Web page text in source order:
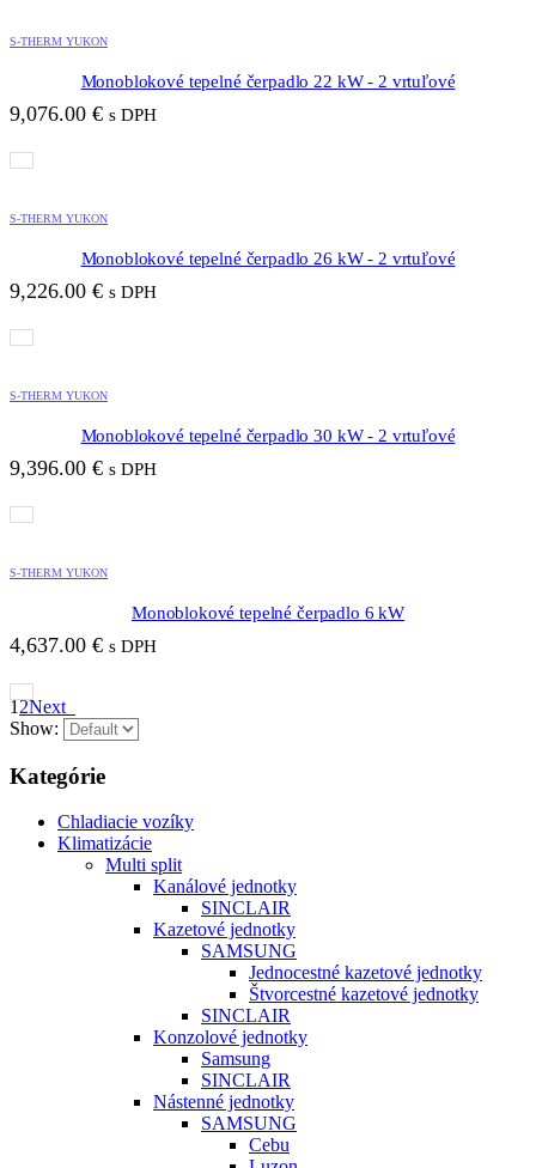
S-THERM YUKON
Monoblokové tepelné čerpadlo 22 kW - 2 vrtuľové
9,076.00 € s DPH
S-THERM YUKON
Monoblokové tepelné čerpadlo 26 kW - 2 vrtuľové
9,226.00 € s DPH
S-THERM YUKON
Monoblokové tepelné čerpadlo 30 kW - 2 vrtuľové
9,396.00 € s DPH
S-THERM YUKON
Monoblokové tepelné čerpadlo 6 kW
4,637.00 € s DPH
12Next
Show:
Kategórie
Chladiacie vozíky
Klimatizácie
Multi split
Kanálové jednotky
SINCLAIR
Kazetové jednotky
SAMSUNG
Jednocestné kazetové jednotky
Štvorcestné kazetové jednotky
SINCLAIR
Konzolové jednotky
Samsung
SINCLAIR
Nástenné jednotky
SAMSUNG
Cebu